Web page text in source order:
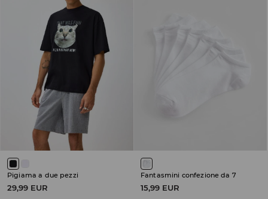
Pigiama a due pezzi
29,99 EUR
Fantasmini confezione da 7
15,99 EUR